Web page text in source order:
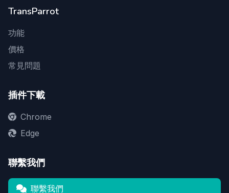
TransParrot
功能
價格
常見問題
插件下載
Chrome
Edge
聯繫我們
聯繫我們